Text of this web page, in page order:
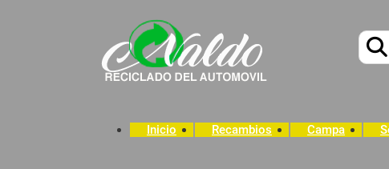
Inicio Recambios Campa